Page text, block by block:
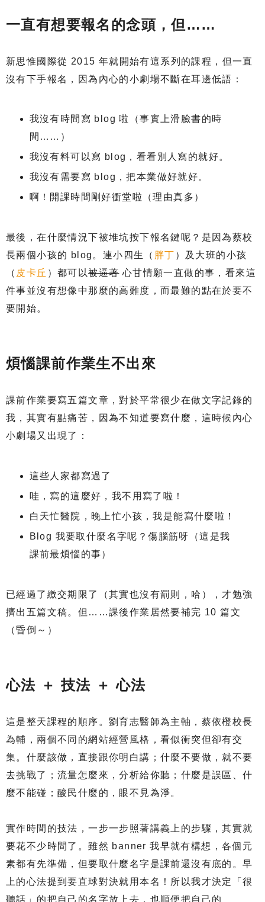
一直有想要報名的念頭，但……
新思惟國際從 2015 年就開始有這系列的課程，但一直
沒有下手報名，因為內心的小劇場不斷在耳邊低語：
我沒有時間寫 blog 啦（事實上滑臉書的時
間……）
我沒有料可以寫 blog，看看別人寫的就好。
我沒有需要寫 blog，把本業做好就好。
啊！開課時間剛好衝堂啦（理由真多）
最後，在什麼情況下被堆坑按下報名鍵呢？是因為蔡校
長兩個小孩的 blog。連小四生（ 胖丁 ）及大班的小孩
（ 皮卡丘 ）都可以被逼著心甘情願一直做的事，看來這
件事並沒有想像中那麼的高難度，而最難的點在於要不
要開始。
煩惱課前作業生不出來
課前作業要寫五篇文章，對於平常很少在做文字記錄的
我，其實有點痛苦，因為不知道要寫什麼，這時候內心
小劇場又出現了：
這些人家都寫過了
哇，寫的這麼好，我不用寫了啦！
白天忙醫院，晚上忙小孩，我是能寫什麼啦！
Blog 我要取什麼名字呢？傷腦筋呀（這是我
課前最煩惱的事）
已經過了繳交期限了（其實也沒有罰則，哈），才勉強
擠出五篇文稿。但……課後作業居然要補完 10 篇文
（昏倒～）
心法 ＋ 技法 ＋ 心法
這是整天課程的順序。劉育志醫師為主軸，蔡依橙校長
為輔，兩個不同的網站經營風格，看似衝突但卻有交
集。什麼該做，直接跟你明白講；什麼不要做，就不要
去挑戰了；流量怎麼來，分析給你聽；什麼是誤區、什
麼不能碰；酸民什麼的，眼不見為淨。
實作時間的技法，一步一步照著講義上的步驟，其實就
要花不少時間了。雖然 banner 我早就有構想，各個元
素都有先準備，但要取什麼名字是課前還沒有底的。早
上的心法提到要直球對決就用本名！所以我才決定「很
聽話」的把自己的名字放上去，也順便把自己的